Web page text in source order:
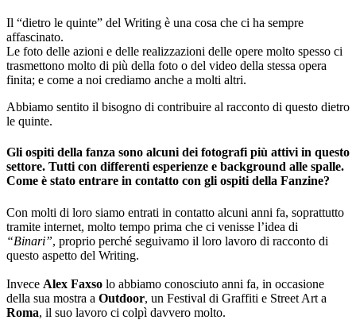
Il “dietro le quinte” del Writing è una cosa che ci ha sempre
affascinato.
Le foto delle azioni e delle realizzazioni delle opere molto spesso ci
trasmettono molto di più della foto o del video della stessa opera
finita; e come a noi crediamo anche a molti altri.
Abbiamo sentito il bisogno di contribuire al racconto di questo dietro
le quinte.
Gli ospiti della fanza sono alcuni dei fotografi più attivi in questo
settore. Tutti con differenti esperienze e background alle spalle.
Come è stato entrare in contatto con gli ospiti della Fanzine?
Con molti di loro siamo entrati in contatto alcuni anni fa, soprattutto
tramite internet, molto tempo prima che ci venisse l’idea di
“Binari”, proprio perché seguivamo il loro lavoro di racconto di
questo aspetto del Writing.
Invece Alex Faxso lo abbiamo conosciuto anni fa, in occasione
della sua mostra a Outdoor, un Festival di Graffiti e Street Art a
Roma, il suo lavoro ci colpì davvero molto.